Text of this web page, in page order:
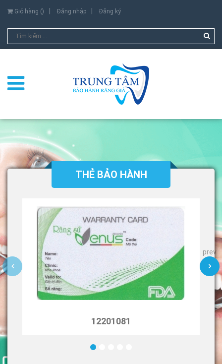
Giỏ hàng () Đăng nhập Đăng ký
THẺ BẢO HÀNH
prev